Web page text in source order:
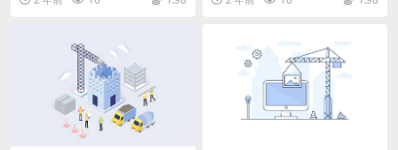
术规程.pdf